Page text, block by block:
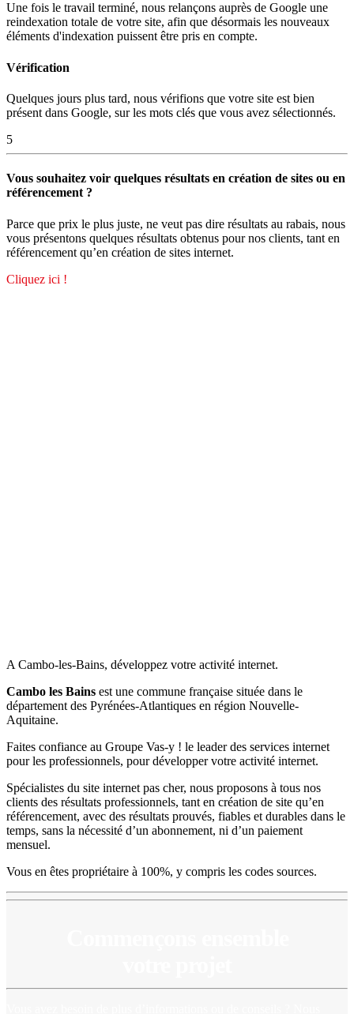
Une fois le travail terminé, nous relançons auprès de Google une
reindexation totale de votre site, afin que désormais les nouveaux
éléments d'indexation puissent être pris en compte.
Vérification
Quelques jours plus tard, nous vérifions que votre site est bien
présent dans Google, sur les mots clés que vous avez sélectionnés.
5
Vous souhaitez voir quelques résultats en création de sites ou en
référencement ?
Parce que prix le plus juste, ne veut pas dire résultats au rabais, nous
vous présentons quelques résultats obtenus pour nos clients, tant en
référencement qu’en création de sites internet.
Cliquez ici !
A Cambo-les-Bains, développez votre activité internet.
Cambo les Bains est une commune française située dans le
département des Pyrénées-Atlantiques en région Nouvelle-
Aquitaine.
Faites confiance au Groupe Vas-y ! le leader des services internet
pour les professionnels, pour développer votre activité internet.
Spécialistes du site internet pas cher, nous proposons à tous nos
clients des résultats professionnels, tant en création de site qu’en
référencement, avec des résultats prouvés, fiables et durables dans le
temps, sans la nécessité d’un abonnement, ni d’un paiement
mensuel.
Vous en êtes propriétaire à 100%, y compris les codes sources.